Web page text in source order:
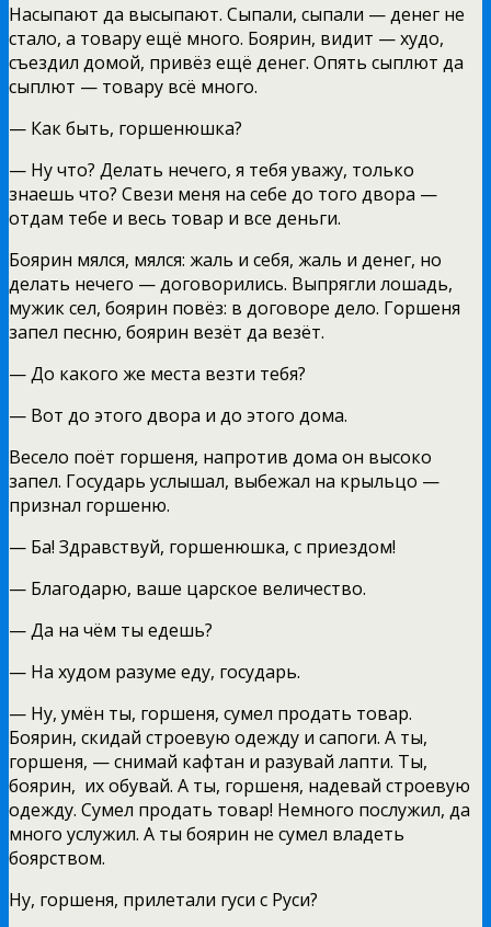
Насыпают да высыпают. Сыпали, сыпали — денег не
стало, а товару ещё много. Боярин, видит — худо,
съездил домой, привёз ещё денег. Опять сыплют да
сыплют — товару всё много.
— Как быть, горшенюшка?
— Ну что? Делать нечего, я тебя уважу, только
знаешь что? Свези меня на себе до того двора —
отдам тебе и весь товар и все деньги.
Боярин мялся, мялся: жаль и себя, жаль и денег, но
делать нечего — договорились. Выпрягли лошадь,
мужик сел, боярин повёз: в договоре дело. Горшеня
запел песню, боярин везёт да везёт.
— До какого же места везти тебя?
— Вот до этого двора и до этого дома.
Весело поёт горшеня, напротив дома он высоко
запел. Государь услышал, выбежал на крыльцо —
признал горшеню.
— Ба! Здравствуй, горшенюшка, с приездом!
— Благодарю, ваше царское величество.
— Да на чём ты едешь?
— На худом разуме еду, государь.
— Ну, умён ты, горшеня, сумел продать товар.
Боярин, скидай строевую одежду и сапоги. А ты,
горшеня, — снимай кафтан и разувай лапти. Ты,
боярин, их обувай. А ты, горшеня, надевай строевую
одежду. Сумел продать товар! Немного послужил, да
много услужил. А ты боярин не сумел владеть
боярством.
Ну, горшеня, прилетали гуси с Руси?